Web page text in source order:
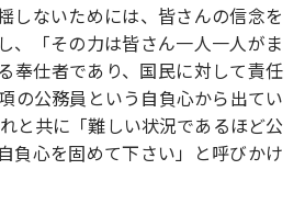
しないためには、皆さんの信念を
、「その力は皆さん一人一人がま
奉仕者であり、国民に対して責任
の公務員という自負心から出てい
と共に「難しい状況であるほど公
負心を固めて下さい」と呼びかけ